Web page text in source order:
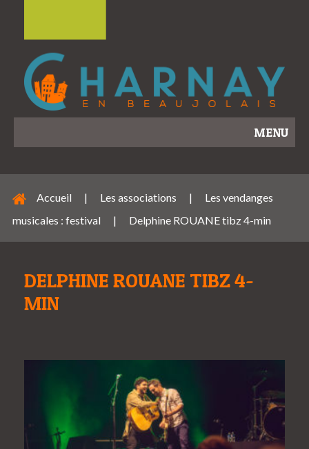
MENU
Accueil | Les associations |
Les vendanges
musicales : festival
| Delphine ROUANE tibz 4-min
DELPHINE ROUANE TIBZ 4-
MIN